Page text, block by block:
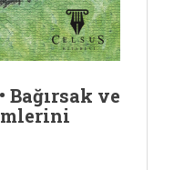
Bağırsak ve